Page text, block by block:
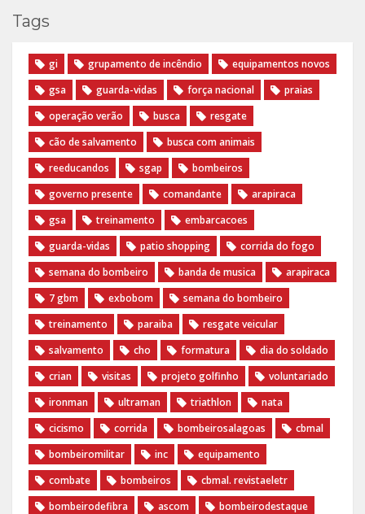
Tags
gi grupamento de incêndio
equipamentos novos
gsa
guarda-vidas força nacional
praias
operação verão
busca
resgate
cão de salvamento
busca com animais
reeducandos
sgap
bombeiros
governo presente
comandante
arapiraca
gsa
treinamento
embarcacoes
guarda-vidas
patio shopping
corrida do fogo
semana do bombeiro
banda de musica
arapiraca
7 gbm
exbobom
semana do bombeiro
treinamento
paraiba
resgate veicular
salvamento
cho formatura
dia do soldado
crian
visitas projeto golfinho
voluntariado
ironman
ultraman triathlon
nata
cicismo
corrida bombeirosalagoas
cbmal
bombeiromilitar
inc
equipamento
combate
bombeiros
cbmal. revistaeletr
bombeirodefibra
ascom
bombeirodestaque